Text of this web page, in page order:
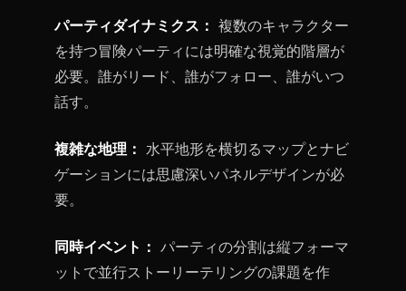
パーティダイナミクス： 複数のキャラクター
を持つ冒険パーティには明確な視覚的階層が
必要。誰がリード、誰がフォロー、誰がいつ
話す。
複雑な地理： 水平地形を横切るマップとナビ
ゲーションには思慮深いパネルデザインが必
要。
同時イベント： パーティの分割は縦フォーマ
ットで並行ストーリーテリングの課題を作